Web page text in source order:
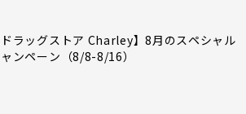
ドラッグストア Charley】8月のスペシャル
ンペーン（8/8-8/16）